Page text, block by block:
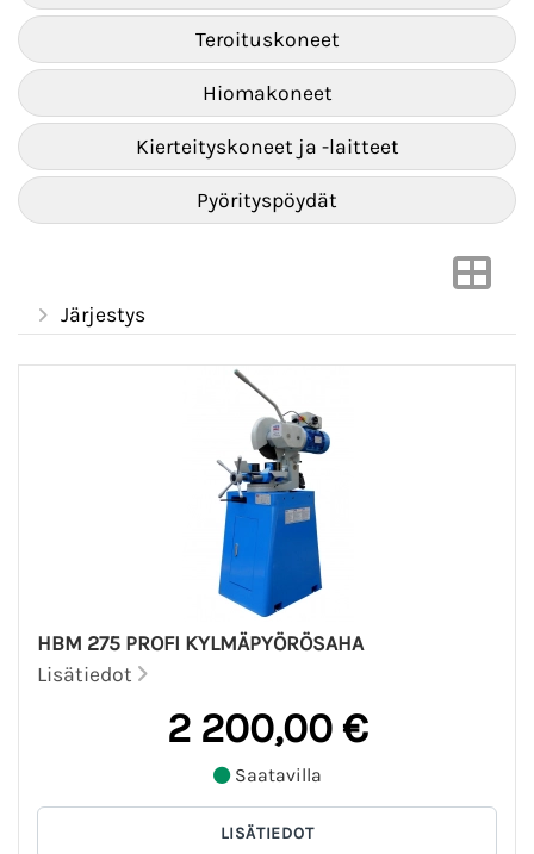
Teroituskoneet
Hiomakoneet
Kierteityskoneet ja -laitteet
Pyörityspöydät
Järjestys
HBM 275 PROFI KYLMÄPYÖRÖSAHA
Lisätiedot
2 200,00 €
Saatavilla